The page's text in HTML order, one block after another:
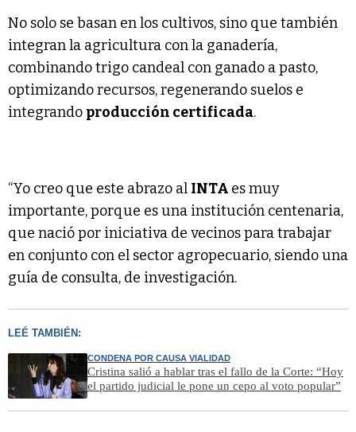
No solo se basan en los cultivos, sino que también
integran la agricultura con la ganadería,
combinando trigo candeal con ganado a pasto,
optimizando recursos, regenerando suelos e
integrando producción certificada.
“Yo creo que este abrazo al INTA es muy
importante, porque es una institución centenaria,
que nació por iniciativa de vecinos para trabajar
en conjunto con el sector agropecuario, siendo una
guía de consulta, de investigación.
LEÉ TAMBIÉN:
CONDENA POR CAUSA VIALIDAD
Cristina salió a hablar tras el fallo de la Corte: “Hoy
el partido judicial le pone un cepo al voto popular”